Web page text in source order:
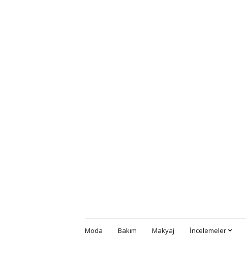
Moda Bakım Makyaj İncelemeler